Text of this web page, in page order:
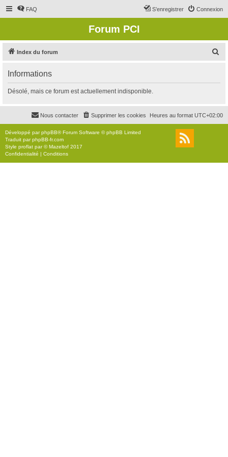
FAQ Connexion
S’enregistrer
Forum PCI
Index du forum
r
c
r
Informations
Désolé, mais ce forum est actuellement indisponible.
Heures au format UTC+02:00
Supprimer les cookies
Nous contacter
Développé parphpBB® Forum Software © phpBB Limited
Traduit parphpBB-fr.com
Style proflat par ©Mazeltof 2017
Confidentialité | Conditions